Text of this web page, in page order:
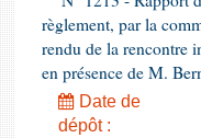
règlement, par la
rendu de la rencontre
en présence de M.
Date de
dépôt :